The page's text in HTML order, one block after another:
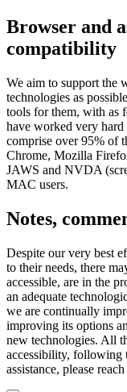
Browser and
compatibility
We aim to support the
technologies as
tools for them, with as
have worked very hard
comprise over 95% of
Chrome, Mozilla
JAWS and NVDA
MAC users.
Notes,
Despite our very best
to their needs, there
accessible, are in the
an adequate
we are continually
improving its options
new technologies. All
accessibility, following
assistance, please